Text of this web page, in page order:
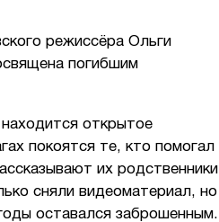
режиссёра Ольги
погибшим
открытое
покоятся те, кто помогал
их родственники
сняли видеоматериал, но
оставался заброшенным.